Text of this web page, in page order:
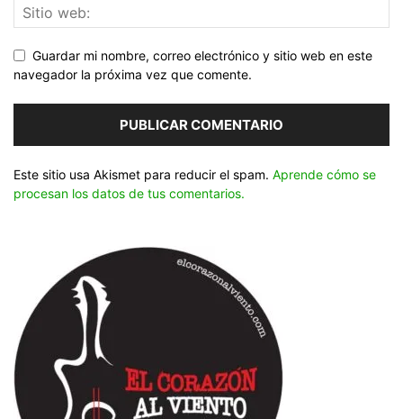
Guardar mi nombre, correo electrónico y sitio web en este
navegador la próxima vez que comente.
Este sitio usa Akismet para reducir el spam. Aprende cómo se
procesan los datos de tus comentarios.